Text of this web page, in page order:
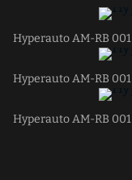
Hyperauto AM-RB 001
Hyperauto AM-RB 001
Hyperauto AM-RB 001